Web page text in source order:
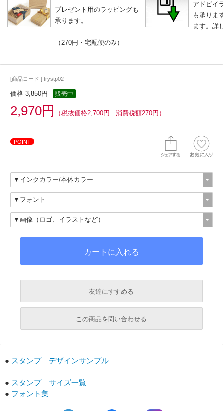
プレゼント用のラッピングも
承ります。
（270円・宅配便のみ）
アドビイ
も承りま
ます。詳
[商品コード ] trystp02
価格 3,850円 販売中
2,970円 （税抜価格2,700円、消費税額270円）
POINT
友達にすすめる
必須
必須
この商品を問い合わせる
● スタンプ デザインサンプル
● スタンプ サイズ一覧
● フォント集